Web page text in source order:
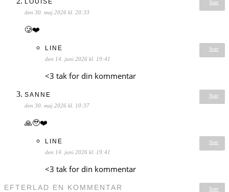
Svar
den 30. maj 2026 kl. 20:33
🥲❤️
Svar
LINE
den 14. juni 2026 kl. 19:41
<3 tak for din kommentar
Svar
SANNE
den 30. maj 2026 kl. 10:37
🙏🥹❤️
Svar
LINE
den 14. juni 2026 kl. 19:41
<3 tak for din kommentar
Svar
EFTERLAD EN KOMMENTAR